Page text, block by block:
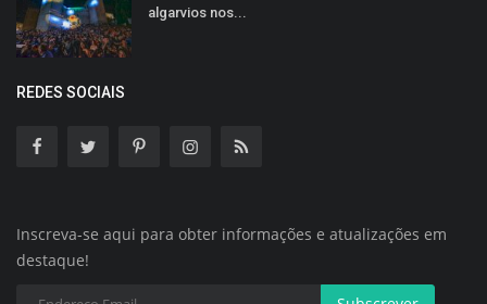
algarvios nos...
REDES SOCIAIS
Inscreva-se aqui para obter informações e atualizações em
destaque!